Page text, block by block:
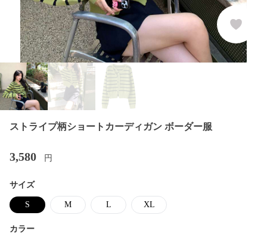
ストライプ柄ショートカーディガン ボーダー服
3,580 円
サイズ
S M L XL
カラー